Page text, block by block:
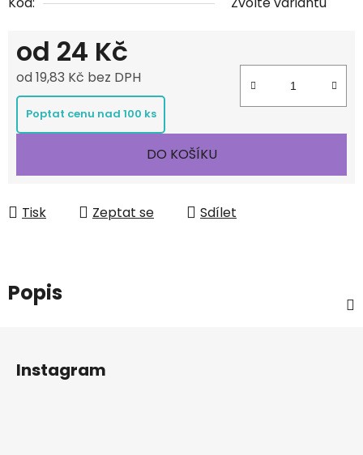
od 24 Kč
od19,83 Kč bez DPH
Měrná cena:
Poptat cenu nad 100 ks
DO KOŠÍKU
Tisk Zeptat se Sdílet
Popis
Instagram